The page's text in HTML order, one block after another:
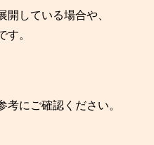
している場合や、
。
にご確認ください。